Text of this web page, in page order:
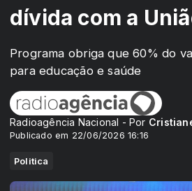
dívida com a
Programa obriga que 60% do
para educação e saúde
Radioagência Nacional - Por
Publicado em 22/06/2026 16:16
Politica